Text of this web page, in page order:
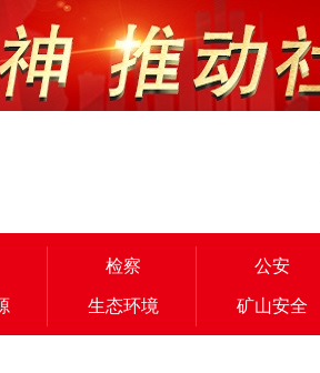
检察 公安
生态环境 矿山安全